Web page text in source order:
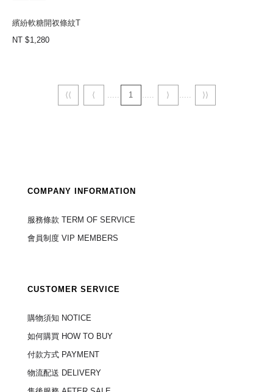
繽紛軟糖開衩條紋T
NT
1,280
⟨⟨ ⟨ 1 ⟩ ⟩⟩
COMPANY INFORMATION
服務條款 TERM OF SERVICE
會員制度 VIP MEMBERS
CUSTOMER SERVICE
購物須知 NOTICE
如何購買 HOW TO BUY
付款方式 PAYMENT
物流配送 DELIVERY